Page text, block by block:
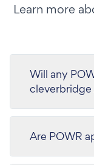
Learn more
Will any
cleverbridge
Are POWR